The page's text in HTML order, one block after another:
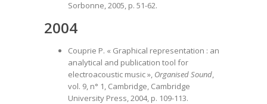
Sorbonne, 2005, p. 51-62.
2004
Couprie P. « Graphical representation : an
analytical and publication tool for
electroacoustic music », Organised Sound,
vol. 9, n° 1, Cambridge, Cambridge
University Press, 2004, p. 109-113.